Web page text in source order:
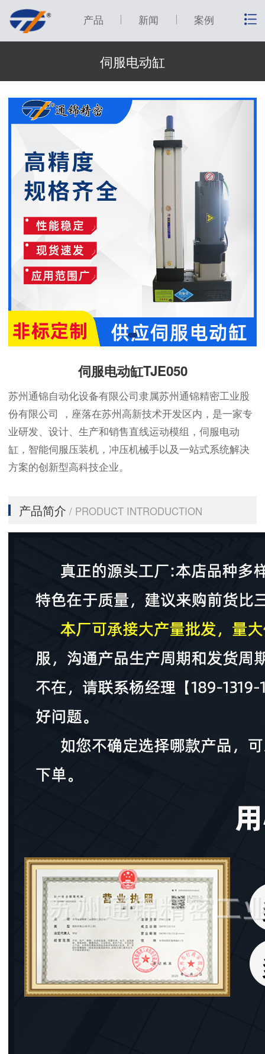
产品 新闻 案例
伺服电动缸
伺服电动缸TJE050
苏州通锦自动化设备有限公司隶属苏州通锦精密工业股
份有限公司 ，座落在苏州高新技术开发区内，是一家专
业研发、设计、生产和销售直线运动模组，伺服电动
缸，智能伺服压装机，冲压机械手以及一站式系统解决
方案的创新型高科技企业。
产品简介/ PRODUCT INTRODUCTION